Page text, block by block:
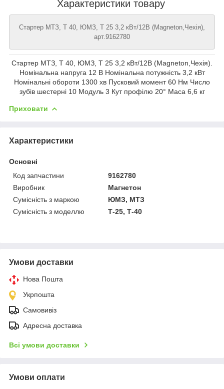
Характеристики товару
Стартер МТЗ, Т 40, ЮМЗ, Т 25 3,2 кВт/12В (Magneton,Чехія),
арт.9162780
Стартер МТЗ, Т 40, ЮМЗ, Т 25 3,2 кВт/12В (Magneton,Чехія).
Номінальна напруга 12 В Номінальна потужність 3,2 кВт
Номінальні обороти 1300 хв Пусковий момент 60 Нм Число
зубів шестерні 10 Модуль 3 Кут профілю 20° Маса 6,6 кг
Приховати
Характеристики
Основні
Код запчастини
9162780
Виробник
Магнетон
Сумісність з маркою
ЮМЗ, МТЗ
Сумісність з моделлю
Т-25, Т-40
Умови доставки
Нова Пошта
Укрпошта
Самовивіз
Адресна доставка
Всі умови доставки
Умови оплати